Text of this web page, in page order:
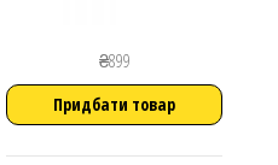
₴899
Придбати товар